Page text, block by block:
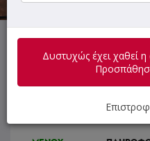
Δυστυχώς έχει χαθεί